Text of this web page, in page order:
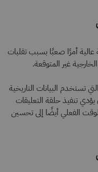
عالية أمرًا صعبًا بسبب تقلبات
غير المتوقعة.
تستخدم البيانات التاريخية
تنفيذ حلقة التعليقات
الفعلي أيضًا إلى تحسين